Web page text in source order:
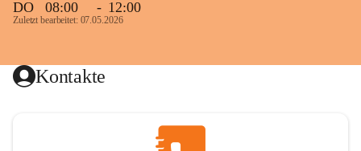
DO
08:00 - 12:00
Zuletzt bearbeitet: 07.05.2026
Kontakte